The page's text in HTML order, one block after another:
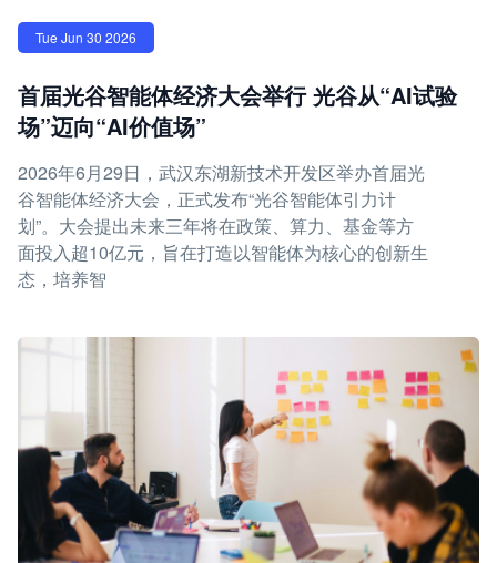
Tue Jun 30 2026
首届光谷智能体经济大会举行 光谷从“AI试验
场”迈向“AI价值场”
2026年6月29日，武汉东湖新技术开发区举办首届光
谷智能体经济大会，正式发布“光谷智能体引力计
划”。大会提出未来三年将在政策、算力、基金等方
面投入超10亿元，旨在打造以智能体为核心的创新生
态，培养智